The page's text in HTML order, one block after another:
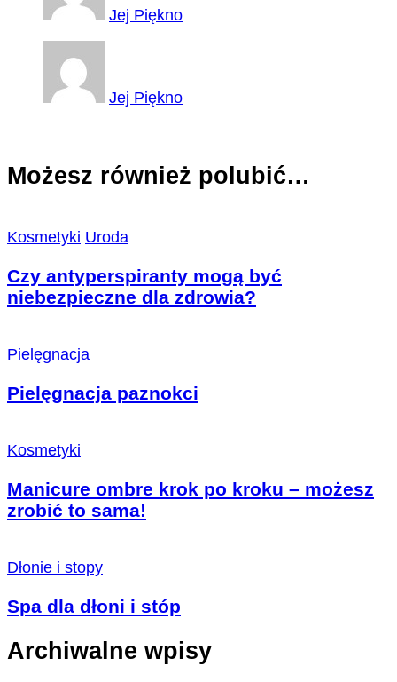
Jej Piękno
Jej Piękno
Możesz również polubić…
Kosmetyki Uroda
Czy antyperspiranty mogą być
niebezpieczne dla zdrowia?
Pielęgnacja
Pielęgnacja paznokci
Kosmetyki
Manicure ombre krok po kroku – możesz
zrobić to sama!
Dłonie i stopy
Spa dla dłoni i stóp
Archiwalne wpisy